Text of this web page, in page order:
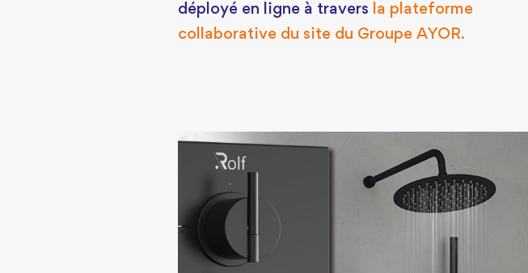
déployé en ligne à travers la plateforme
collaborative du site du Groupe AYOR.